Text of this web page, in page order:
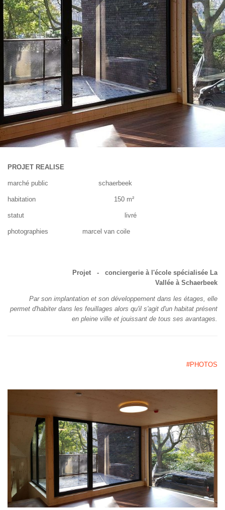
PROJET REALISE
marché public schaerbeek
habitation 150 m²
statut livré
photographies marcel van coile
Projet - conciergerie à l'école spécialisée La
Vallée à Schaerbeek
Par son implantation et son développement dans les étages, elle
permet d'habiter dans les feuillages alors qu'il s'agit d'un habitat présent
en pleine ville et jouissant de tous ses avantages.
#PHOTOS